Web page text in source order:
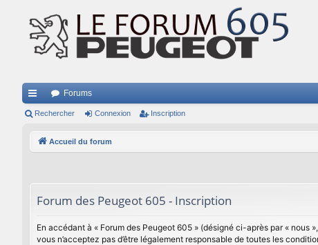
ac
Forums
Rechercher Connexion Inscription
Accueil du forum
Forum des Peugeot 605 - Inscription
En accédant à « Forum des Peugeot 605 » (désigné ci-après par « nous
vous n’acceptez pas d’être légalement responsable de toutes les